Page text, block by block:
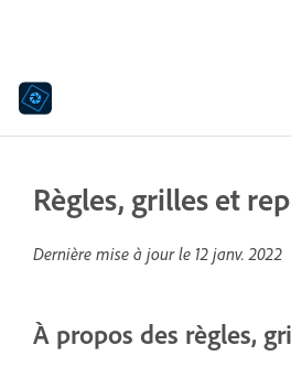
Règles, grilles et
Dernière mise à jour le 12 janv. 2022
À propos des règles,